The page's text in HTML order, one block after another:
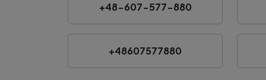
+48-607-577-880
+48607577880